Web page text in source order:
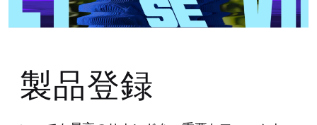
製品登録